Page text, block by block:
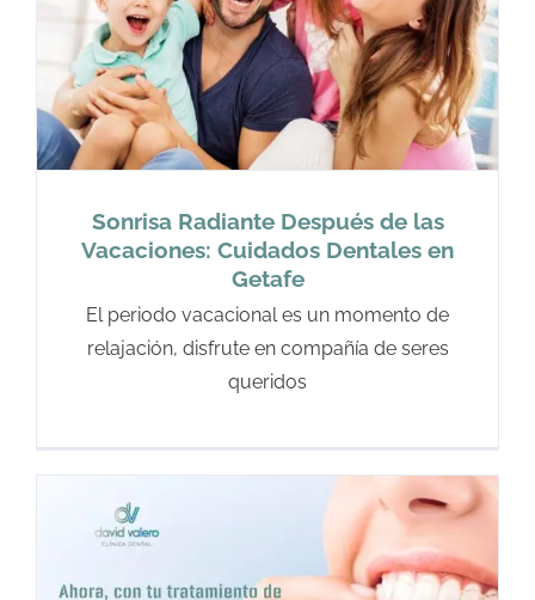
Sonrisa Radiante Después de las
Vacaciones: Cuidados Dentales en
Getafe
El periodo vacacional es un momento de
relajación, disfrute en compañía de seres
queridos